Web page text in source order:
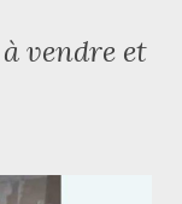
vendre et